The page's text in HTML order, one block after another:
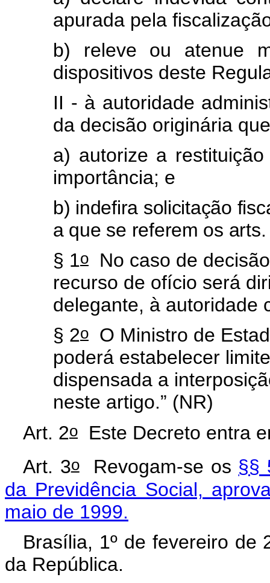
apurada pela
b) releve ou atenue
dispositivos deste
II - à autoridade
da decisão originária
a) autorize a
importância; e
b) indefira solicitação
a que se referem os
§ 1o No caso de
recurso de ofício será
delegante, à autoridade
§ 2o O Ministro de
poderá estabelecer
dispensada a
neste artigo.” (NR)
Art. 2o Este Decreto entra
Art. 3oRevogam-se os §§
da Previdência Social,
maio de 1999.
Brasília, 1º de fevereiro de
da República.